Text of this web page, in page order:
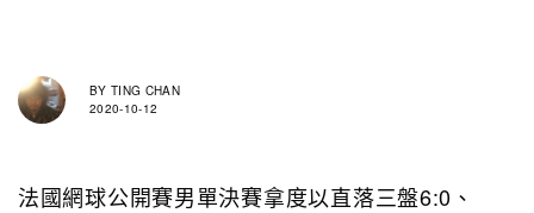
BY TING CHAN
2020-10-12
法國網球公開賽男單決賽拿度以直落三盤6:0、